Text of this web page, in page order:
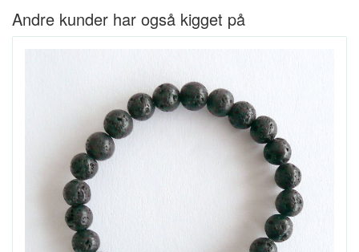
Andre kunder har også kigget på